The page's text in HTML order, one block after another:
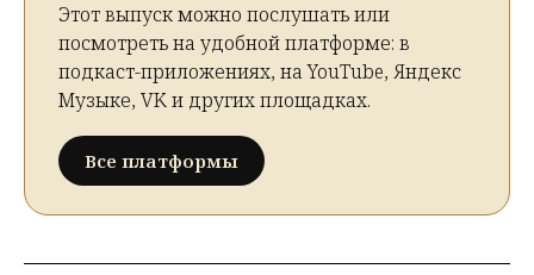
Этот выпуск можно послушать или
посмотреть на удобной платформе: в
подкаст-приложениях, на YouTube, Яндекс
Музыке, VK и других площадках.
Все платформы